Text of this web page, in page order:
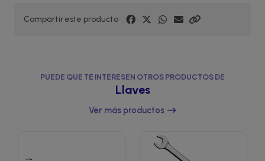
Compartir este producto
PUEDE QUE TE INTERESEN OTROS PRODUCTOS DE
Llaves
Ver más productos